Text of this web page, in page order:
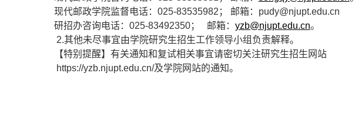
现代邮政学院监督电话： 025-83535982 ； 邮箱： pudy@njupt.edu.cn
研招办咨询电话： 025-83492350； 邮箱： yzb@njupt.edu.cn。
2.其他未尽事宜由学院研究生招生工作领导小组负责解释。
【特别提醒】有关通知和复试相关事宜请密切关注研究生招生网站
https://yzb.njupt.edu.cn/及学院网站的通知。